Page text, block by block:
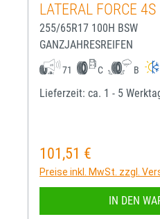
LATERAL FORCE 4S
255/65R17 100H BSW
GANZJAHRESREIFEN
71 C B
Lieferzeit: ca. 1 - 5
Regulärer Preis:
101,51 €
Preise inkl. MwSt. zzgl.
IN DEN